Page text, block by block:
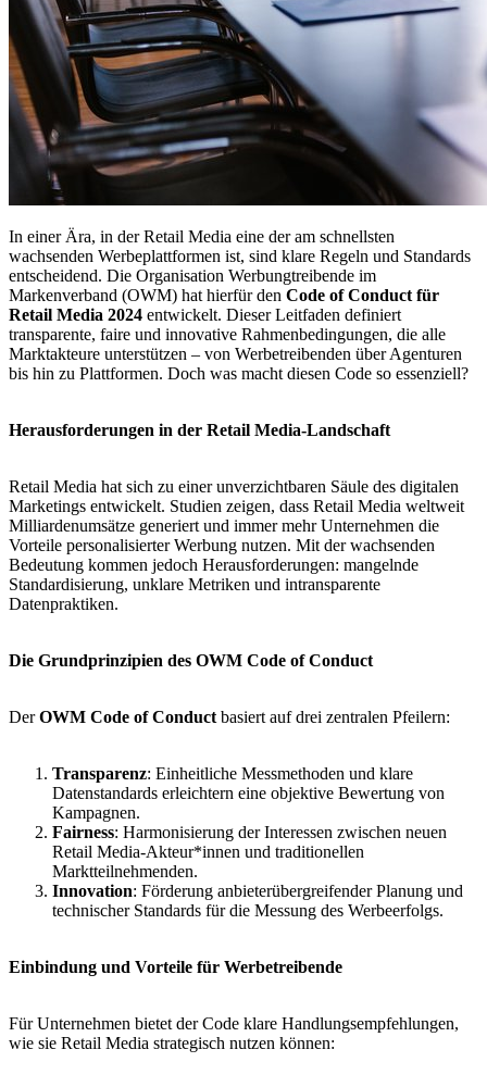
In einer Ära, in der Retail Media eine der am schnellsten
wachsenden Werbeplattformen ist, sind klare Regeln und Standards
entscheidend. Die Organisation Werbungtreibende im
Markenverband (OWM) hat hierfür den Code of Conduct für
Retail Media 2024 entwickelt. Dieser Leitfaden definiert
transparente, faire und innovative Rahmenbedingungen, die alle
Marktakteure unterstützen – von Werbetreibenden über Agenturen
bis hin zu Plattformen. Doch was macht diesen Code so essenziell?
Herausforderungen in der Retail Media-Landschaft
Retail Media hat sich zu einer unverzichtbaren Säule des digitalen
Marketings entwickelt. Studien zeigen, dass Retail Media weltweit
Milliardenumsätze generiert und immer mehr Unternehmen die
Vorteile personalisierter Werbung nutzen. Mit der wachsenden
Bedeutung kommen jedoch Herausforderungen: mangelnde
Standardisierung, unklare Metriken und intransparente
Datenpraktiken​​.
Die Grundprinzipien des OWM Code of Conduct
DerOWM Code of Conductbasiert auf drei zentralen Pfeilern​:
Transparenz: Einheitliche Messmethoden und klare
Datenstandards erleichtern eine objektive Bewertung von
Kampagnen.
Fairness: Harmonisierung der Interessen zwischen neuen
Retail Media-Akteur*innen und traditionellen
Marktteilnehmenden.
Innovation: Förderung anbieterübergreifender Planung und
technischer Standards für die Messung des Werbeerfolgs.
Einbindung und Vorteile für Werbetreibende
Für Unternehmen bietet der Code klare Handlungsempfehlungen,
wie sie Retail Media strategisch nutzen können: